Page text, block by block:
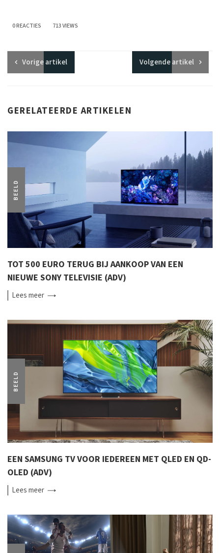
0 REACTIES 713 VIEWS
Vorigeartikel Volgendeartikel
GERELATEERDE ARTIKELEN
BEELD
TOT 500 EURO TERUG BIJ AANKOOP VAN EEN
NIEUWE SONY TELEVISIE (ADV)
Leesmeer
BEELD
EEN SAMSUNG TV VOOR IEDEREEN MET QLED EN QD-
OLED (ADV)
Leesmeer